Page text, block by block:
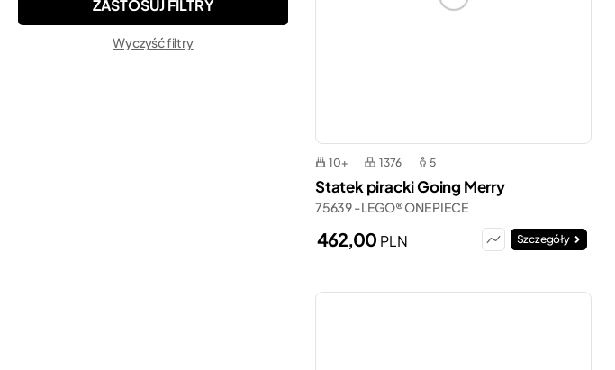
10+ 1376 5
Statek piracki Going Merry
75639 - LEGO® ONE PIECE
462,00 PLN Szczegóły
Sonic the Hedgehog™
Speed Champions
Wyczyść filtry